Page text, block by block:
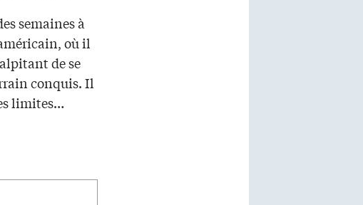
semaines à
où il
de se
conquis. Il
limites…